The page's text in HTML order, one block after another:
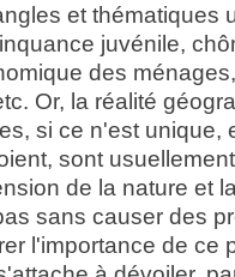
et thématiques
juvénile,
des
Or, la réalité
si ce n'est unique,
sont
de la nature et
sans causer des
l'importance de ce